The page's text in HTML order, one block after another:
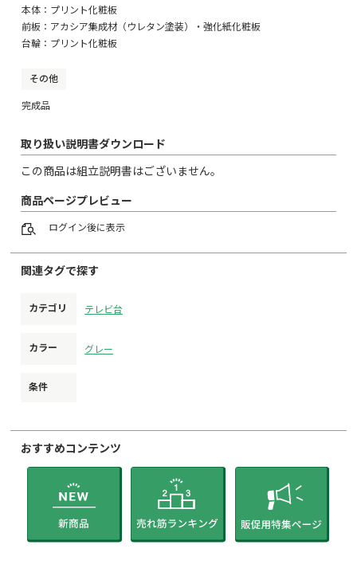
本体：プリント化粧板
前板：アカシア集成材（ウレタン塗装）・強化紙化粧板
台輪：プリント化粧板
その他
完成品
取り扱い説明書ダウンロード
この商品は組立説明書はございません。
商品ページプレビュー
ログイン後に表示
関連タグで探す
カテゴリ テレビ台
カラー グレー
条件
おすすめコンテンツ